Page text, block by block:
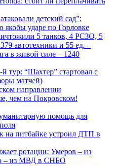
детский сад”:
якобы ударе по Горловке
5 танков, 4 РСЗО, 5
автотехники и 55 ед. –
в живой силе – 1240
тур: “Шахтер” стартовал с
матчей)
направлении
чем на Покровском!
помощь для
на питбайке устроил ДТП в
ротации: Умеров – из
– из МВД в СНБО